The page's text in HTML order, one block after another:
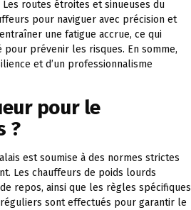
routes étroites et sinueuses du
pour naviguer avec précision et
une fatigue accrue, ce qui
prévenir les risques. En somme,
et d’un professionnalisme
pour le
?
est soumise à des normes strictes
Les chauffeurs de poids lourds
repos, ainsi que les règles spécifiques
sont effectués pour garantir le